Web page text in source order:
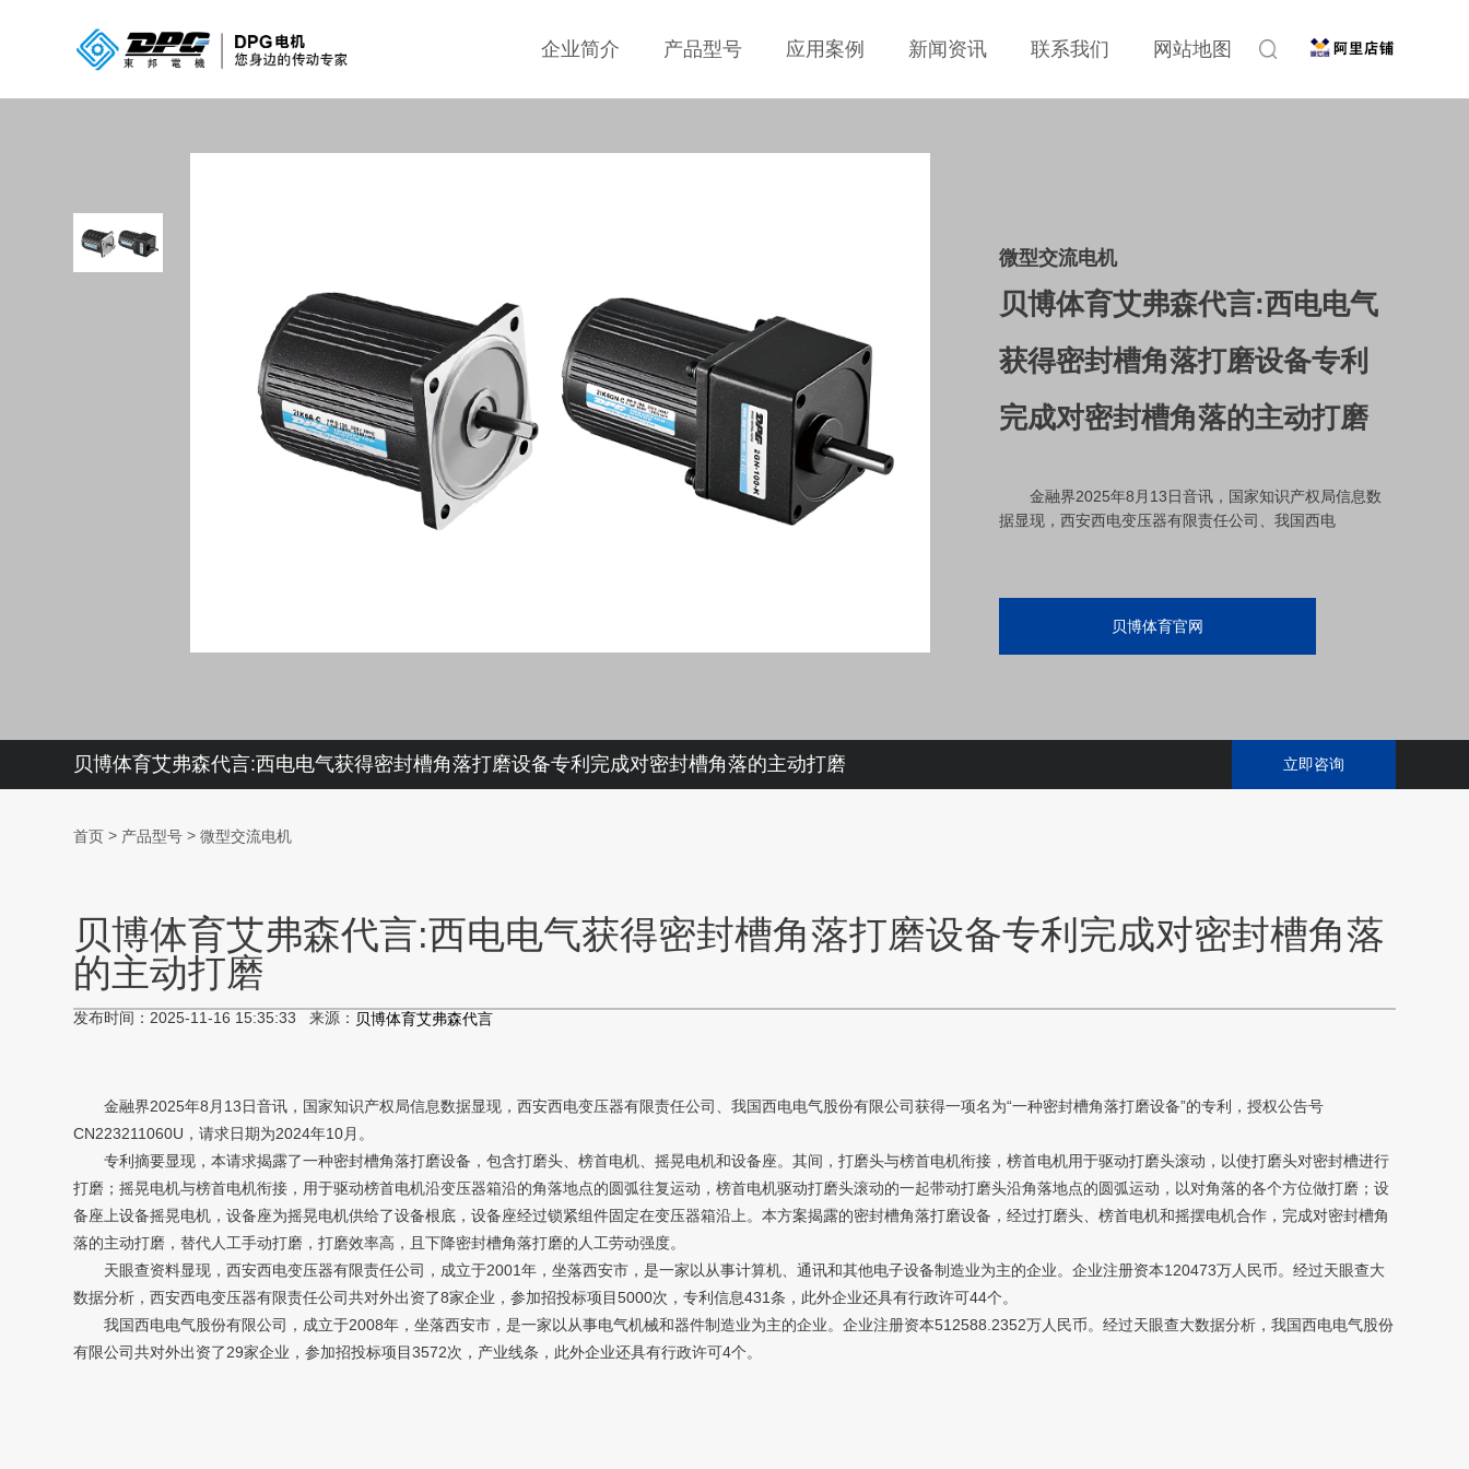
企业简介 产品型号 应用案例 新闻资讯 联系我们 网站地图
微型交流电机
贝博体育艾弗森代言:西电电气
获得密封槽角落打磨设备专利
完成对密封槽角落的主动打磨
金融界2025年8月13日音讯，国家知识产权局信息数
据显现，西安西电变压器有限责任公司、我国西电
贝博体育官网
贝博体育艾弗森代言:西电电气获得密封槽角落打磨设备专利完成对密封槽角落的主动打磨 立即咨询
首页 > 产品型号 >微型交流电机
贝博体育艾弗森代言:西电电气获得密封槽角落打磨设备专利完成对密封槽角落
的主动打磨
发布时间：2025-11-16 15:35:33 来源： 贝博体育艾弗森代言
金融界2025年8月13日音讯，国家知识产权局信息数据显现，西安西电变压器有限责任公司、我国西电电气股份有限公司获得一项名为“一种密封槽角落打磨设备”的专利，授权公告号
CN223211060U，请求日期为2024年10月。
专利摘要显现，本请求揭露了一种密封槽角落打磨设备，包含打磨头、榜首电机、摇晃电机和设备座。其间，打磨头与榜首电机衔接，榜首电机用于驱动打磨头滚动，以使打磨头对密封槽进行
打磨；摇晃电机与榜首电机衔接，用于驱动榜首电机沿变压器箱沿的角落地点的圆弧往复运动，榜首电机驱动打磨头滚动的一起带动打磨头沿角落地点的圆弧运动，以对角落的各个方位做打磨；设
备座上设备摇晃电机，设备座为摇晃电机供给了设备根底，设备座经过锁紧组件固定在变压器箱沿上。本方案揭露的密封槽角落打磨设备，经过打磨头、榜首电机和摇摆电机合作，完成对密封槽角
落的主动打磨，替代人工手动打磨，打磨效率高，且下降密封槽角落打磨的人工劳动强度。
天眼查资料显现，西安西电变压器有限责任公司，成立于2001年，坐落西安市，是一家以从事计算机、通讯和其他电子设备制造业为主的企业。企业注册资本120473万人民币。经过天眼查大
数据分析，西安西电变压器有限责任公司共对外出资了8家企业，参加招投标项目5000次，专利信息431条，此外企业还具有行政许可44个。
我国西电电气股份有限公司，成立于2008年，坐落西安市，是一家以从事电气机械和器件制造业为主的企业。企业注册资本512588.2352万人民币。经过天眼查大数据分析，我国西电电气股份
有限公司共对外出资了29家企业，参加招投标项目3572次，产业线条，此外企业还具有行政许可4个。